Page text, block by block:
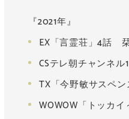
『2021年』
EX「言霊荘」4話
CSテレ朝チャンネ
TX「今野敏サスペ
WOWOW「トッカ